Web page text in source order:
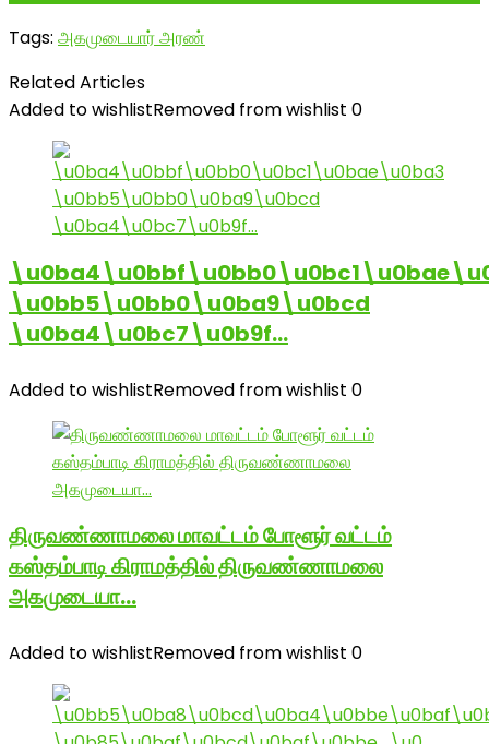
Tags: அகமுடையார் அரண்
Related Articles
Added to wishlistRemoved from wishlist 0
\u0bb5\u0bb0\u0ba9\u0bcd
\u0ba4\u0bc7\u0b9f…
Added to wishlistRemoved from wishlist 0
திருவண்ணாமலை மாவட்டம் போளூர் வட்டம்
கஸ்தம்பாடி கிராமத்தில் திருவண்ணாமலை
அகமுடையா…
Added to wishlistRemoved from wishlist 0